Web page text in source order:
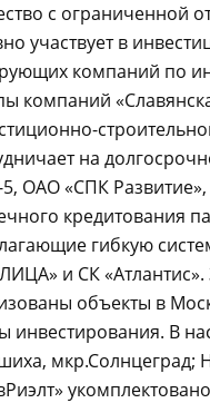
с ограниченной
участвует в
компаний по
компаний
на
ОАО «СПК Развитие»,
кредитования
гибкую
и СК
объекты в
инвестирования. В
мкр.Солнцеград;